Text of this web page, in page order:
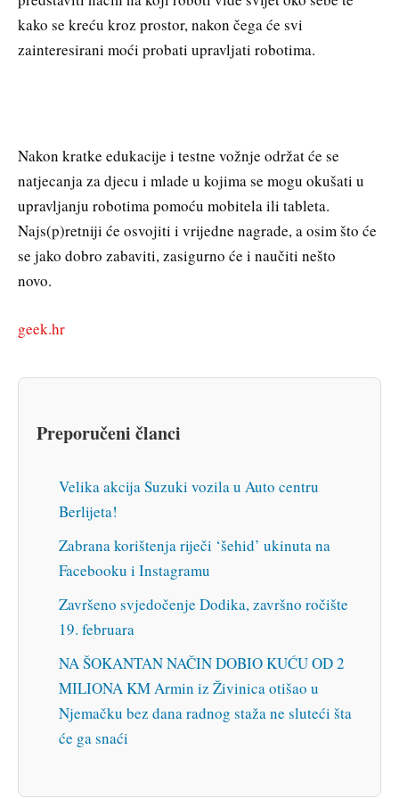
kako se kreću kroz prostor, nakon čega će svi
zainteresirani moći probati upravljati robotima.
Nakon kratke edukacije i testne vožnje održat će se
natjecanja za djecu i mlade u kojima se mogu okušati u
upravljanju robotima pomoću mobitela ili tableta.
Najs(p)retniji će osvojiti i vrijedne nagrade, a osim što će
se jako dobro zabaviti, zasigurno će i naučiti nešto
novo.
geek.hr
Preporučeni članci
Velika akcija Suzuki vozila u Auto centru
Berlijeta!
Zabrana korištenja riječi ‘šehid’ ukinuta na
Facebooku i Instagramu
Završeno svjedočenje Dodika, završno ročište
19. februara
NA ŠOKANTAN NAČIN DOBIO KUĆU OD 2
MILIONA KM Armin iz Živinica otišao u
Njemačku bez dana radnog staža ne sluteći šta
će ga snaći